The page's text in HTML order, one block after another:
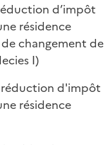
d’impôt
résidence
changement de
I)
réduction d'impôt
résidence